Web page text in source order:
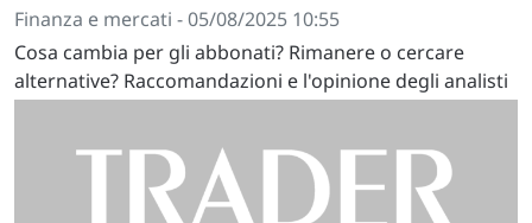
Finanza e mercati - 05/08/2025 10:55
Cosa cambia per gli abbonati? Rimanere o cercare
alternative? Raccomandazioni e l'opinione degli analisti